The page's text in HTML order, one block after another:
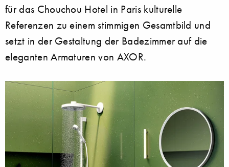
für das Chouchou Hotel in Paris kulturelle
Referenzen zu einem stimmigen Gesamtbild und
setzt in der Gestaltung der Badezimmer auf die
eleganten Armaturen von AXOR.